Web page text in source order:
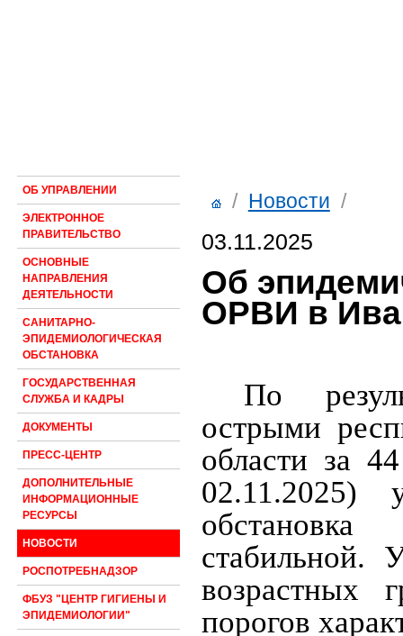
ОБ УПРАВЛЕНИИ
ЭЛЕКТРОННОЕ
ПРАВИТЕЛЬСТВО
ОСНОВНЫЕ
НАПРАВЛЕНИЯ
ДЕЯТЕЛЬНОСТИ
САНИТАРНО-
ЭПИДЕМИОЛОГИЧЕСКАЯ
ОБСТАНОВКА
ГОСУДАРСТВЕННАЯ
СЛУЖБА И КАДРЫ
ДОКУМЕНТЫ
ПРЕСС-ЦЕНТР
ДОПОЛНИТЕЛЬНЫЕ
ИНФОРМАЦИОННЫЕ
РЕСУРСЫ
НОВОСТИ
РОСПОТРЕБНАДЗОР
ФБУЗ "ЦЕНТР ГИГИЕНЫ И
ЭПИДЕМИОЛОГИИ"
/ Новости /
03.11.2025
Об
ОРВИ в
По
острыми
области за
02.11.2025)
стабильной.
возрастных
порогов